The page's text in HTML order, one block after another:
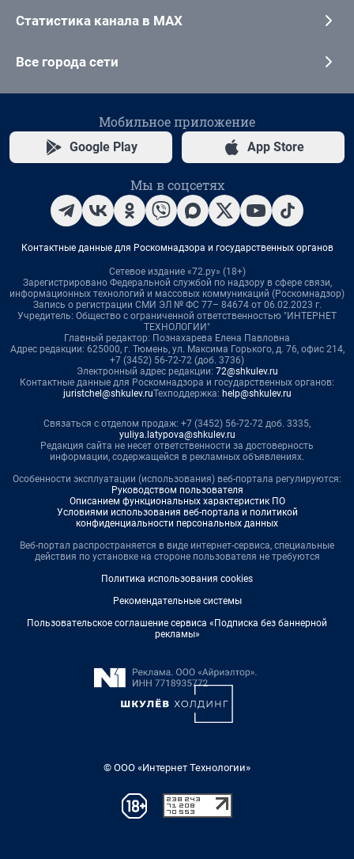
Статистика канала в MAX
Все города сети
Мобильное приложение
Google Play App Store
Мы в соцсетях
Контактные данные для Роскомнадзора и государственных органов
Сетевое издание «72.ру» (18+)
Зарегистрировано Федеральной службой по надзору в сфере связи,
информационных технологий и массовых коммуникаций (Роскомнадзор)
Запись о регистрации СМИ ЭЛ № ФС 77– 84674 от 06.02.2023 г.
Учредитель: Общество с ограниченной ответственностью "ИНТЕРНЕТ
ТЕХНОЛОГИИ"
Главный редактор: Познахарева Елена Павловна
Адрес редакции: 625000, г. Тюмень, ул. Максима Горького, д. 76, офис 214,
+7 (3452) 56-72-72 (доб. 3736)
Электронный адрес редакции: 72@shkulev.ru
Контактные данные для Роскомнадзора и государственных органов:
juristchel@shkulev.ruТехподдержка: help@shkulev.ru
Связаться с отделом продаж: +7 (3452) 56-72-72 доб. 3335,
yuliya.latypova@shkulev.ru
Редакция сайта не несет ответственности за достоверность
информации, содержащейся в рекламных объявлениях.
Особенности эксплуатации (использования) веб-портала регулируются:
Руководством пользователя
Описанием функциональных характеристик ПО
Условиями использования веб-портала и политикой
конфиденциальности персональных данных
Веб-портал распространяется в виде интернет-сервиса, специальные
действия по установке на стороне пользователя не требуются
Политика использования cookies
Рекомендательные системы
Пользовательское соглашение сервиса «Подписка без баннерной
рекламы»
© ООО «Интернет Технологии»